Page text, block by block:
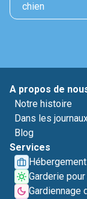
chien
A propos de
Notre histoire
Dans les
Blog
Services
Hébergement
Garderie
Gardiennage